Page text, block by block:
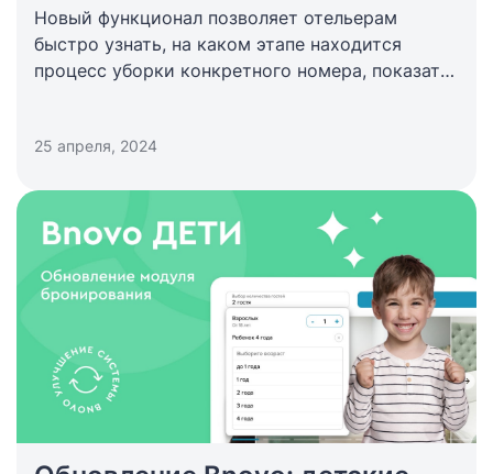
Новый функционал позволяет отельерам
быстро узнать, на каком этапе находится
процесс уборки конкретного номера, показать
25 апреля, 2024